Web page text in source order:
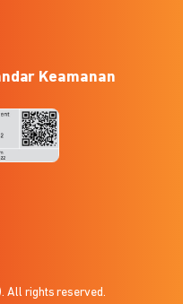
Keamanan
All rights reserved.